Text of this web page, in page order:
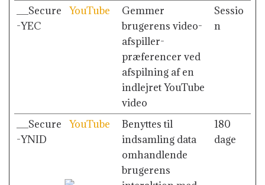
__Secure
-YEC
YouTube
Gemmer
brugerens video-
afspiller-
præferencer ved
afspilning af en
indlejret YouTube
video
Sessio
n
__Secure
-YNID
YouTube
Benyttes til
indsamling data
omhandlende
brugerens
180
dage